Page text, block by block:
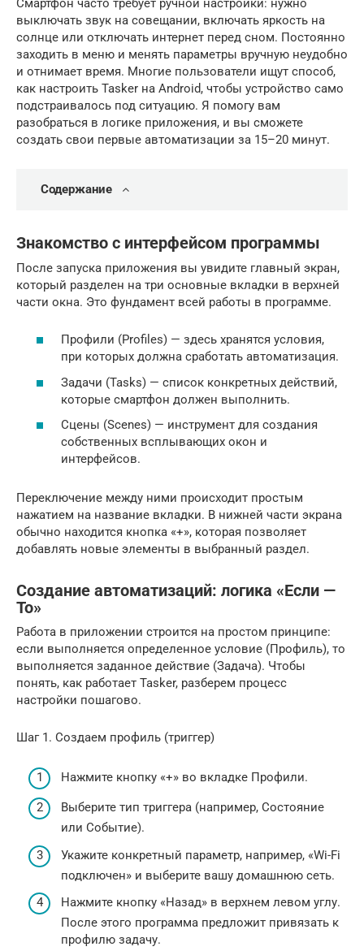
Смартфон часто требует ручной настройки: нужно
выключать звук на совещании, включать яркость на
солнце или отключать интернет перед сном. Постоянно
заходить в меню и менять параметры вручную неудобно
и отнимает время. Многие пользователи ищут способ,
как настроить Tasker на Android, чтобы устройство само
подстраивалось под ситуацию. Я помогу вам
разобраться в логике приложения, и вы сможете
создать свои первые автоматизации за 15–20 минут.
Содержание
Знакомство с интерфейсом программы
После запуска приложения вы увидите главный экран,
который разделен на три основные вкладки в верхней
части окна. Это фундамент всей работы в программе.
Профили (Profiles) — здесь хранятся условия,
при которых должна сработать автоматизация.
Задачи (Tasks) — список конкретных действий,
которые смартфон должен выполнить.
Сцены (Scenes) — инструмент для создания
собственных всплывающих окон и
интерфейсов.
Переключение между ними происходит простым
нажатием на название вкладки. В нижней части экрана
обычно находится кнопка «+», которая позволяет
добавлять новые элементы в выбранный раздел.
Создание автоматизаций: логика «Если —
То»
Работа в приложении строится на простом принципе:
если выполняется определенное условие (Профиль), то
выполняется заданное действие (Задача). Чтобы
понять, как работает Tasker, разберем процесс
настройки пошагово.
Шаг 1. Создаем профиль (триггер)
Нажмите кнопку «+» во вкладке Профили.
Выберите тип триггера (например, Состояние
или Событие).
Укажите конкретный параметр, например, «Wi-Fi
подключен» и выберите вашу домашнюю сеть.
Нажмите кнопку «Назад» в верхнем левом углу.
После этого программа предложит привязать к
профилю задачу.